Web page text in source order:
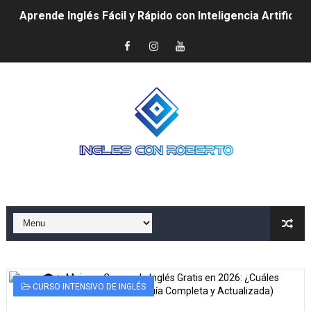
Aprende Inglés Fácil y Rápido con Inteligencia Artificial
📱🔥 Las Mejores Apps para Aprender Inglés Rápido
🇺🇸 Cómo Aprender Inglés Rápido y Fácil si Vives en
🎨 Curso Gratis de Inglés para Niños: Aprende
🆓 Mejores Cursos de Inglés Gratis en 2025: ¿Cuál es
✅ ¿Qué es la técnica del Shadowing y cómo ayuda a
Método Krashen: Aprende inglés rápido sin estudiar
Cómo Conseguir Skins en Free Fire 2025 de Forma
CURSO INTENSIVO DE INGLÉS